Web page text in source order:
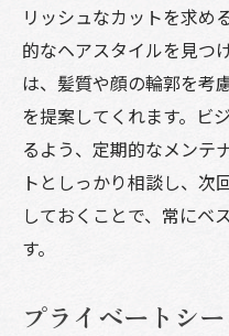
リッシュなカットを求め
的なヘアスタイルを見つ
は、髪質や顔の輪郭を考
を提案してくれます。ビ
るよう、定期的なメンテ
トとしっかり相談し、次
しておくことで、常にベ
す。
プライベートシ